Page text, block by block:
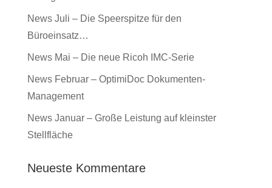
News Juli – Die Speerspitze für den
Büroeinsatz…
News Mai – Die neue Ricoh IMC-Serie
News Februar – OptimiDoc Dokumenten-
Management
News Januar – Große Leistung auf kleinster
Stellfläche
Neueste Kommentare